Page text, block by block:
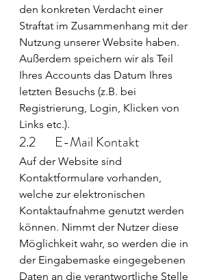
den konkreten Verdacht einer
Straftat im Zusammenhang mit der
Nutzung unserer Website haben.
Außerdem speichern wir als Teil
Ihres Accounts das Datum Ihres
letzten Besuchs (z.B. bei
Registrierung, Login, Klicken von
Links etc.).
2.2       E-Mail Kontakt
Auf der Website sind
Kontaktformulare vorhanden,
welche zur elektronischen
Kontaktaufnahme genutzt werden
können. Nimmt der Nutzer diese
Möglichkeit wahr, so werden die in
der Eingabemaske eingegebenen
Daten an die verantwortliche Stelle